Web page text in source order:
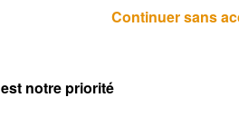
notre priorité
Continuer sans